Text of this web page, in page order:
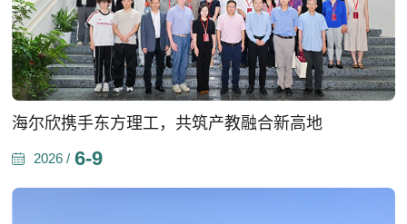
海尔欣携手东方理工，共筑产教融合新高地
2026 / 6-9